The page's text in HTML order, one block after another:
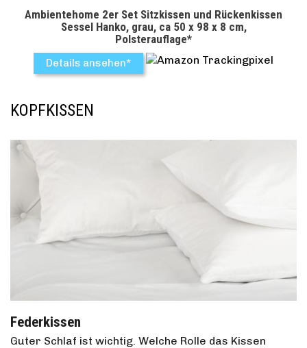
Ambientehome 2er Set Sitzkissen und Rückenkissen
Sessel Hanko, grau, ca 50 x 98 x 8 cm,
Polsterauflage*
Details ansehen*
KOPFKISSEN
Federkissen
Guter Schlaf ist wichtig. Welche Rolle das Kissen